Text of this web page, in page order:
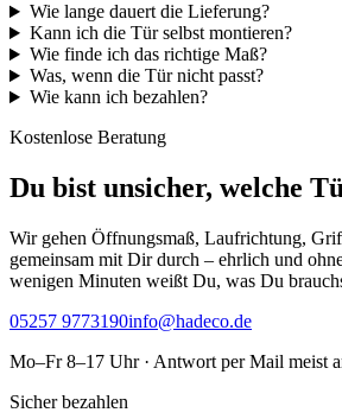
Wie lange dauert die Lieferung?
Kann ich die Tür selbst montieren?
Wie finde ich das richtige Maß?
Was, wenn die Tür nicht passt?
Wie kann ich bezahlen?
Kostenlose Beratung
Du bist unsicher, welche
Wir gehen Öffnungsmaß, Laufrichtung,
gemeinsam mit Dir durch – ehrlich und
wenigen Minuten weißt Du, was Du
05257 9773190info@hadeco.de
Mo–Fr 8–17 Uhr · Antwort per Mail meist
Sicher bezahlen